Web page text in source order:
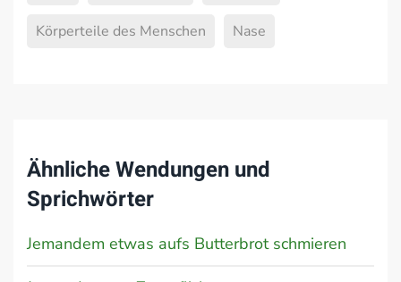
Körperteile des Menschen Nase
Ähnliche Wendungen und
Sprichwörter
Jemandem etwas aufs Butterbrot schmieren